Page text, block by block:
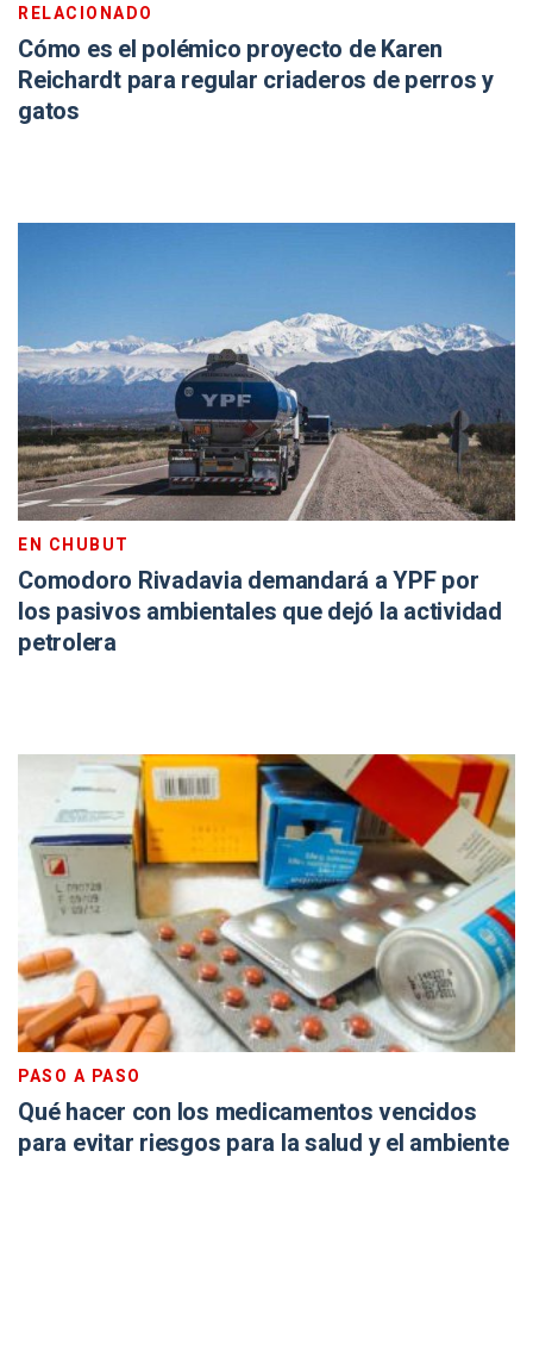
RELACIONADO
Cómo es el polémico proyecto de Karen
Reichardt para regular criaderos de perros y
gatos
EN CHUBUT
Comodoro Rivadavia demandará a YPF por
los pasivos ambientales que dejó la actividad
petrolera
PASO A PASO
Qué hacer con los medicamentos vencidos
para evitar riesgos para la salud y el ambiente